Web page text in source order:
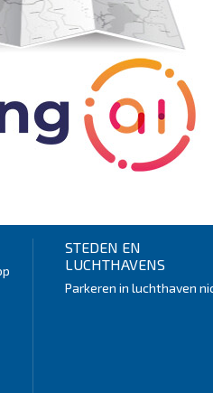
STEDEN EN
LUCHTHAVENS
Parkeren in luchthaven